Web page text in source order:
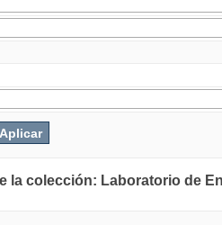
la colección: Laboratorio de